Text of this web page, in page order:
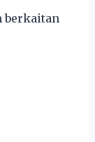
berkaitan